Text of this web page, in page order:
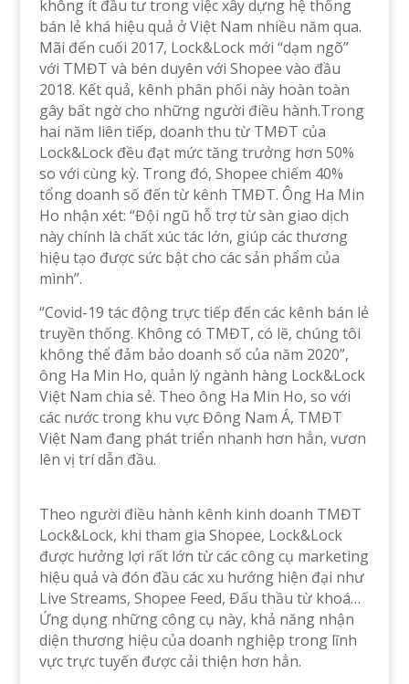
không ít đầu tư trong việc xây dựng hệ thống
bán lẻ khá hiệu quả ở Việt Nam nhiều năm qua.
Mãi đến cuối 2017, Lock&Lock mới “dạm ngõ”
với TMĐT và bén duyên với Shopee vào đầu
2018. Kết quả, kênh phân phối này hoàn toàn
gây bất ngờ cho những người điều hành.Trong
hai năm liên tiếp, doanh thu từ TMĐT của
Lock&Lock đều đạt mức tăng trưởng hơn 50%
so với cùng kỳ. Trong đó, Shopee chiếm 40%
tổng doanh số đến từ kênh TMĐT. Ông Ha Min
Ho nhận xét: “Đội ngũ hỗ trợ từ sàn giao dịch
này chính là chất xúc tác lớn, giúp các thương
hiệu tạo được sức bật cho các sản phẩm của
mình”.
“Covid-19 tác động trực tiếp đến các kênh bán lẻ
truyền thống. Không có TMĐT, có lẽ, chúng tôi
không thể đảm bảo doanh số của năm 2020”,
ông Ha Min Ho, quản lý ngành hàng Lock&Lock
Việt Nam chia sẻ. Theo ông Ha Min Ho, so với
các nước trong khu vực Đông Nam Á, TMĐT
Việt Nam đang phát triển nhanh hơn hẳn, vươn
lên vị trí dẫn đầu.
Theo người điều hành kênh kinh doanh TMĐT
Lock&Lock, khi tham gia Shopee, Lock&Lock
được hưởng lợi rất lớn từ các công cụ marketing
hiệu quả và đón đầu các xu hướng hiện đại như
Live Streams, Shopee Feed, Đấu thầu từ khoá…
Ứng dụng những công cụ này, khả năng nhận
diện thương hiệu của doanh nghiệp trong lĩnh
vực trực tuyến được cải thiện hơn hẳn.